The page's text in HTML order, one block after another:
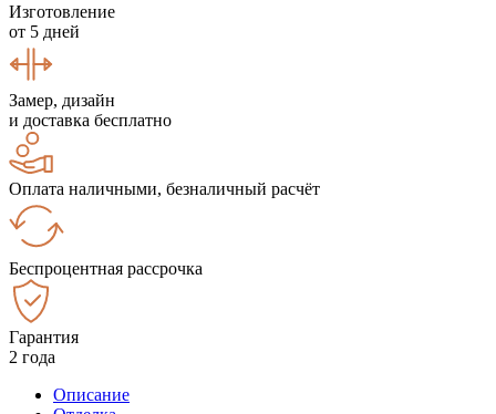
Изготовление
от 5 дней
Замер, дизайн
и доставка бесплатно
Оплата наличными, безналичный расчёт
Беспроцентная рассрочка
Гарантия
2 года
Описание